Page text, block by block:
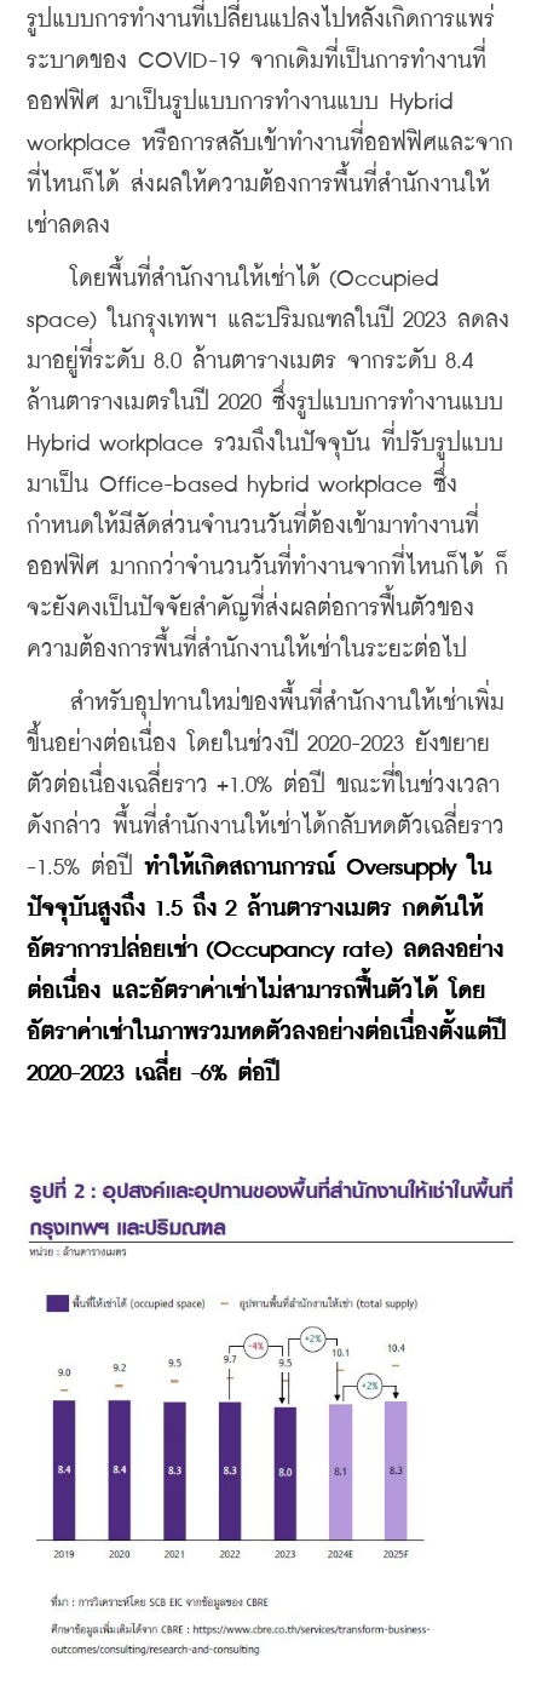
รูปแบบการทำงานที่เปลี่ยนแปลงไปหลังเกิดการแพร่
ระบาดของ COVID-19 จากเดิมที่เป็นการทำงานที่
ออฟฟิศ มาเป็นรูปแบบการทำงานแบบ Hybrid
workplace หรือการสลับเข้าทำงานที่ออฟฟิศและจาก
ที่ไหนก็ได้ ส่งผลให้ความต้องการพื้นที่สำนักงานให้
เช่าลดลง
โดยพื้นที่สำนักงานให้เช่าได้ (Occupied
space) ในกรุงเทพฯ และปริมณฑลในปี 2023 ลดลง
มาอยู่ที่ระดับ 8.0 ล้านตารางเมตร จากระดับ 8.4
ล้านตารางเมตรในปี 2020 ซึ่งรูปแบบการทำงานแบบ
Hybrid workplace รวมถึงในปัจจุบัน ที่ปรับรูปแบบ
มาเป็น Office-based hybrid workplace ซึ่ง
กำหนดให้มีสัดส่วนจำนวนวันที่ต้องเข้ามาทำงานที่
ออฟฟิศ มากกว่าจำนวนวันที่ทำงานจากที่ไหนก็ได้ ก็
จะยังคงเป็นปัจจัยสำคัญที่ส่งผลต่อการฟื้นตัวของ
ความต้องการพื้นที่สำนักงานให้เช่าในระยะต่อไป
สำหรับอุปทานใหม่ของพื้นที่สำนักงานให้เช่าเพิ่ม
ขึ้นอย่างต่อเนื่อง โดยในช่วงปี 2020-2023 ยังขยาย
ตัวต่อเนื่องเฉลี่ยราว +1.0% ต่อปี ขณะที่ในช่วงเวลา
ดังกล่าว พื้นที่สำนักงานให้เช่าได้กลับหดตัวเฉลี่ยราว
-1.5% ต่อปี ทำให้เกิดสถานการณ์ Oversupply ใน
ปัจจุบันสูงถึง 1.5 ถึง 2 ล้านตารางเมตร กดดันให้
อัตราการปล่อยเช่า (Occupancy rate) ลดลงอย่าง
ต่อเนื่อง และอัตราค่าเช่าไม่สามารถฟื้นตัวได้ โดย
อัตราค่าเช่าในภาพรวมหดตัวลงอย่างต่อเนื่องตั้งแต่ปี
2020-2023 เฉลี่ย -6% ต่อปี